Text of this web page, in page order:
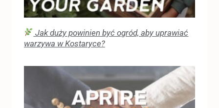
Jak duży powinien być ogród, aby uprawiać
warzywa w Kostaryce?